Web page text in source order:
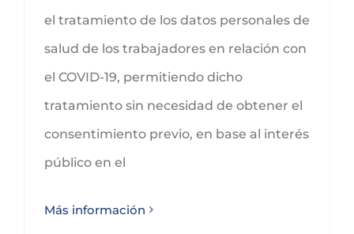
el tratamiento de los datos personales de
salud de los trabajadores en relación con
el COVID-19, permitiendo dicho
tratamiento sin necesidad de obtener el
consentimiento previo, en base al interés
público en el
Más información